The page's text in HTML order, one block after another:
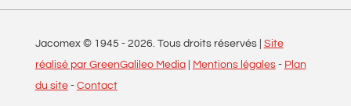
Jacomex © 1945 - 2026. Tous droits réservés | Site
réalisé par GreenGalileo Media| Mentions légales- Plan
du site- Contact